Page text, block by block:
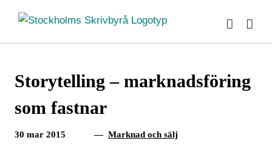
innehållet
Storytelling – marknadsföring
som fastnar
30 mar 2015 — Marknad och sälj